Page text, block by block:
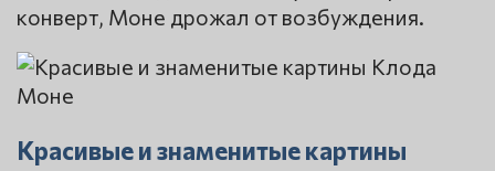
конверт, Моне дрожал от возбуждения.
Красивые и знаменитые картины